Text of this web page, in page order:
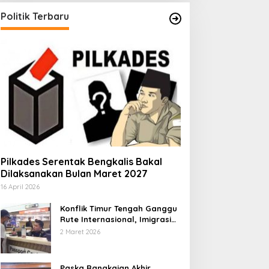
Politik Terbaru
Pilkades Serentak Bengkalis Bakal
Dilaksanakan Bulan Maret 2027
16 April 2026
Konflik Timur Tengah Ganggu
Rute Internasional, Imigrasi
Siapkan Langkah Antisipatif
2 Maret 2026